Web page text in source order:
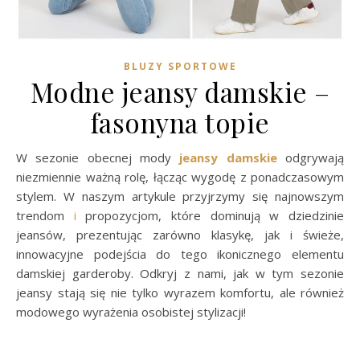
BLUZY SPORTOWE
Modne jeansy damskie –
fasonyna topie
W sezonie obecnej mody jeansy damskieodgrywają
niezmiennie ważną rolę, łącząc wygodę z ponadczasowym
stylem. W naszym artykule przyjrzymy się najnowszym
trendom i propozycjom, które dominują w dziedzinie
jeansów, prezentując zarówno klasykę, jak i świeże,
innowacyjne podejścia do tego ikonicznego elementu
damskiej garderoby. Odkryj z nami, jak w tym sezonie
jeansy stają się nie tylko wyrazem komfortu, ale również
modowego wyrażenia osobistej stylizacji!